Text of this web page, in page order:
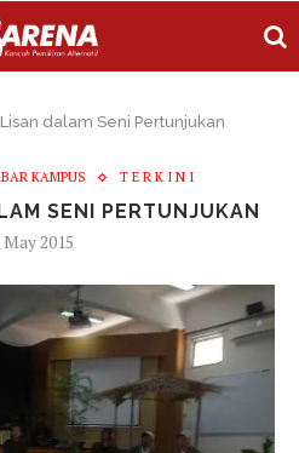
dalam Seni Pertunjukan
KAMPUS T E R K I N I
SENI PERTUNJUKAN
May 2015